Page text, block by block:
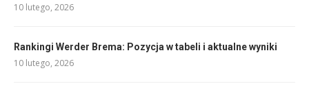
10 lutego, 2026
Rankingi Werder Brema: Pozycja w tabeli i aktualne wyniki
10 lutego, 2026